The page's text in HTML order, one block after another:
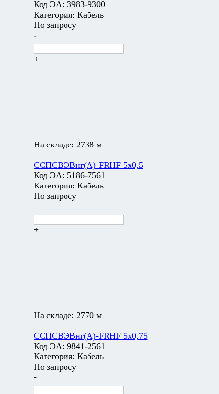
Код ЭА: 3983-9300
Категория: Кабель
По запросу
-
+
На складе: 2738 м
ССПСВЭВнг(А)-FRHF 5х0,5
Код ЭА: 5186-7561
Категория: Кабель
По запросу
-
+
На складе: 2770 м
ССПСВЭВнг(А)-FRHF 5х0,75
Код ЭА: 9841-2561
Категория: Кабель
По запросу
-